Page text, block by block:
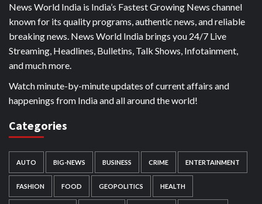
News World India is India’s Fastest Growing News channel
known for its quality programs, authentic news, and reliable
breaking news. News World India brings you 24/7 Live
Streaming, Headlines, Bulletins, Talk Shows, Infotainment,
and much more.
Watch minute-by-minute updates of current affairs and
happenings from India and all around the world!
Categories
AUTO BIG-NEWS BUSINESS CRIME ENTERTAINMENT
FASHION FOOD GEOPOLITICS HEALTH